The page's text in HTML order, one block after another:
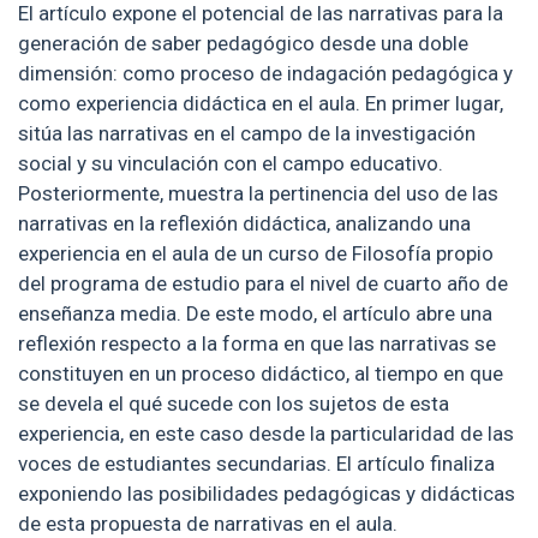
El artículo expone el potencial de las narrativas para la
generación de saber pedagógico desde una doble
dimensión: como proceso de indagación pedagógica y
como experiencia didáctica en el aula. En primer lugar,
sitúa las narrativas en el campo de la investigación
social y su vinculación con el campo educativo.
Posteriormente, muestra la pertinencia del uso de las
narrativas en la reflexión didáctica, analizando una
experiencia en el aula de un curso de Filosofía propio
del programa de estudio para el nivel de cuarto año de
enseñanza media. De este modo, el artículo abre una
reflexión respecto a la forma en que las narrativas se
constituyen en un proceso didáctico, al tiempo en que
se devela el qué sucede con los sujetos de esta
experiencia, en este caso desde la particularidad de las
voces de estudiantes secundarias. El artículo finaliza
exponiendo las posibilidades pedagógicas y didácticas
de esta propuesta de narrativas en el aula.